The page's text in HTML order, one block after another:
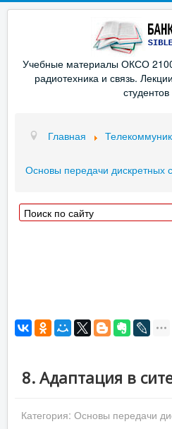
Учебные материалы ОКСО
радиотехника и связь.
Главная
Основы передачи дискретных
8. Адаптация в
Категория: Основы передачи